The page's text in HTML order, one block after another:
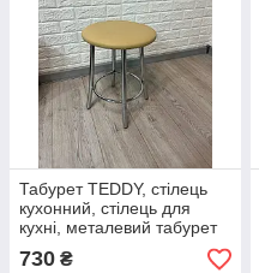
Табурет TEDDY, стілець
кухонний, стілець для
кухні, металевий табурет
із м'яким сидінням
730 ₴